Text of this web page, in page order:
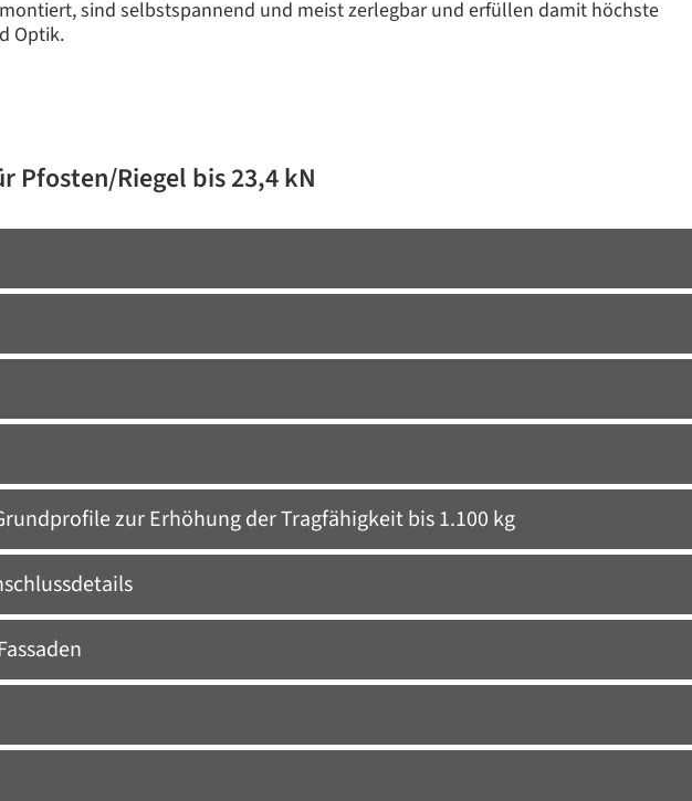
sind selbstspannend und meist zerlegbar und erfüllen damit höchste
Optik.
Pfosten/Riegel bis 23,4 kN
zur Erhöhung der Tragfähigkeit bis 1.100 kg